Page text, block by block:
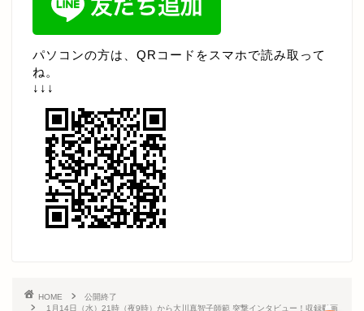
パソコンの方は、QRコードをスマホで読み取って
ね。
↓↓↓
HOME
公開終了
1月14日（水）21時（夜9時）から大川真智子師範 突撃インタビュー！収録動画
お知らせ・新着情報
月替わり 練習会